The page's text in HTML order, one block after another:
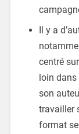
Il y a
centré
loin dans
son
travailler
format